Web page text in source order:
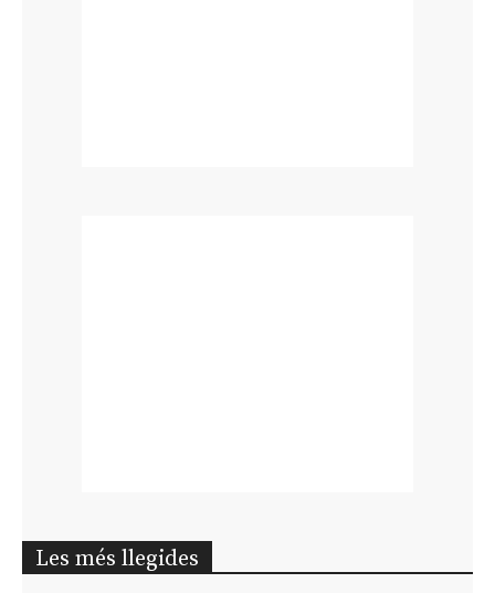
Les més llegides